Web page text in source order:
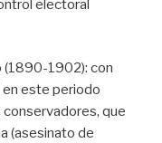
electoral
(1890-1902): con
este periodo
que
(asesinato de